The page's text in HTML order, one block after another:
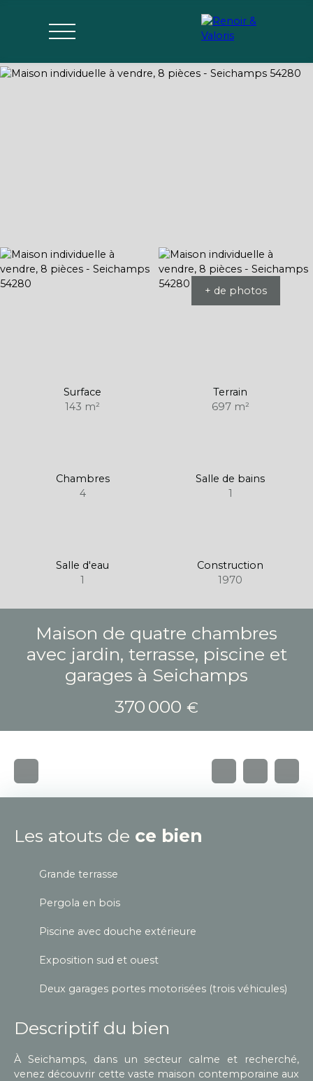
+ de photos
Surface
143 m²
Terrain
697 m²
Chambres
4
Salle de bains
1
Salle d'eau
1
Construction
1970
Maison de quatre chambres
avec jardin, terrasse, piscine et
garages à Seichamps
370 000 €
Les atouts de ce bien
Grande terrasse
Pergola en bois
Piscine avec douche extérieure
Exposition sud et ouest
Deux garages portes motorisées (trois véhicules)
Descriptif du bien
À Seichamps, dans un secteur calme et recherché,
venez découvrir cette vaste maison contemporaine aux